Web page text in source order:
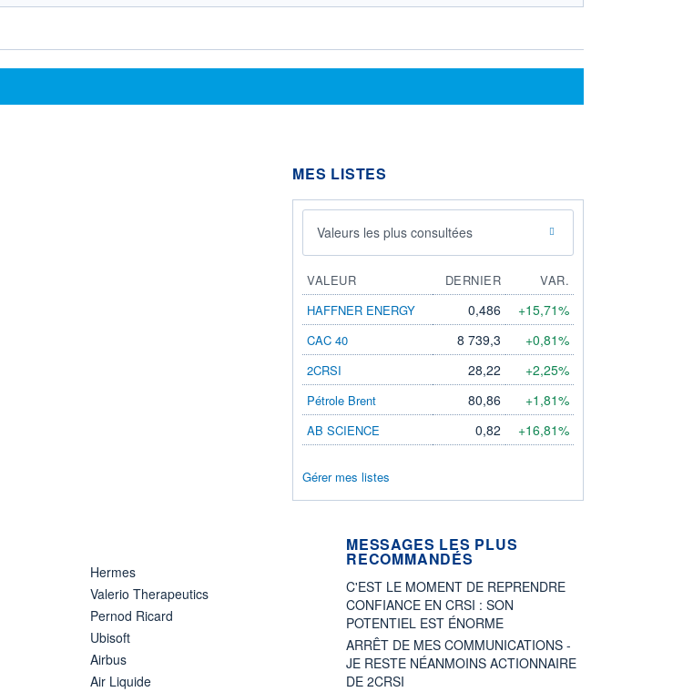
MES LISTES
Valeurs les plus consultées
VALEUR DERNIER
VAR.
HAFFNER ENERGY
0,486 +15,71%
CAC 40 8 739,3 +0,81%
2CRSI 28,22 +2,25%
Pétrole Brent 80,86 +1,81%
AB SCIENCE 0,82 +16,81%
Gérer mes listes
Hermes
Valerio Therapeutics
Pernod Ricard
Ubisoft
Airbus
Air Liquide
MESSAGES LES PLUS
RECOMMANDÉS
C'EST LE MOMENT DE REPRENDRE
CONFIANCE EN CRSI : SON
POTENTIEL EST ÉNORME
ARRÊT DE MES COMMUNICATIONS -
JE RESTE NÉANMOINS ACTIONNAIRE
DE 2CRSI